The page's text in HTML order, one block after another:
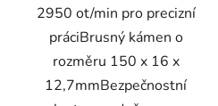
2950 ot/min pro precizní
práciBrusný kámen o
rozměru 150 x 16 x
12,7mmBezpečnostní